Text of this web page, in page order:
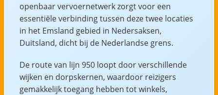
openbaar vervoernetwerk zorgt voor een
essentiële verbinding tussen deze twee locaties
in het Emsland gebied in Nedersaksen,
Duitsland, dicht bij de Nederlandse grens.
De route van lijn 950 loopt door verschillende
wijken en dorpskernen, waardoor reizigers
gemakkelijk toegang hebben tot winkels,